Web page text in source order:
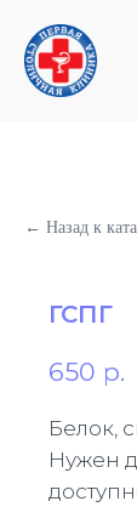
Первая
← Назад к
ГСПГ
650 р.
Белок,
Нужен